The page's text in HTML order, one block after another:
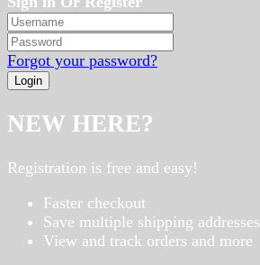
Forgot your password?
NEW HERE?
Registration is free and easy!
Faster checkout
Save multiple shipping addresses
View and track orders and more